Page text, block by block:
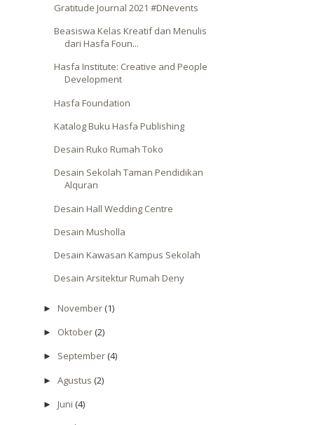
Gratitude Journal 2021 #DNevents
Beasiswa Kelas Kreatif dan Menulis
dari Hasfa Foun...
Hasfa Institute: Creative and People
Development
Hasfa Foundation
Katalog Buku Hasfa Publishing
Desain Ruko Rumah Toko
Desain Sekolah Taman Pendidikan
Alquran
Desain Hall Wedding Centre
Desain Musholla
Desain Kawasan Kampus Sekolah
Desain Arsitektur Rumah Deny
► November(1)
► Oktober(2)
► September(4)
► Agustus (2)
► Juni (4)